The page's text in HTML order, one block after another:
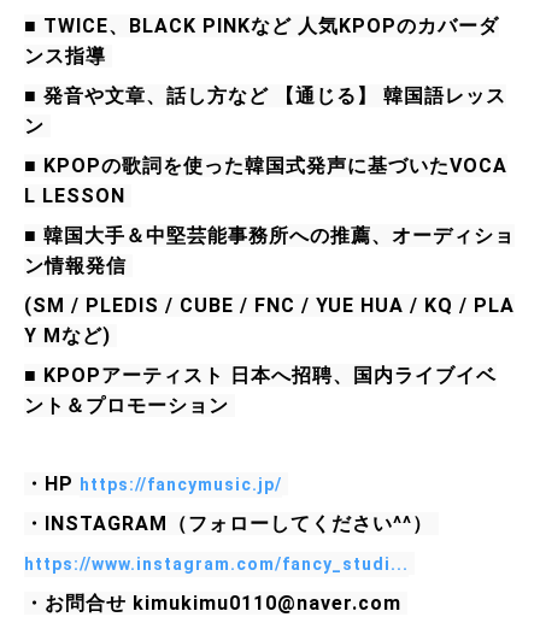
■ TWICE、BLACK PINKなど 人気KPOPのカバーダ
ンス指導
■ 発音や文章、話し方など 【通じる】 韓国語レッス
ン
■ KPOPの歌詞を使った韓国式発声に基づいたVOCA
L LESSON
■ 韓国大手＆中堅芸能事務所への推薦、オーディショ
ン情報発信
(SM / PLEDIS / CUBE / FNC / YUE HUA / KQ / PLA
Y Mなど)
■ KPOPアーティスト 日本へ招聘、国内ライブイベ
ント＆プロモーション
・HP https://fancymusic.jp/
・INSTAGRAM（フォローしてください^^）
https://www.instagram.com/fancy_studi...
・お問合せ kimukimu0110@naver.com